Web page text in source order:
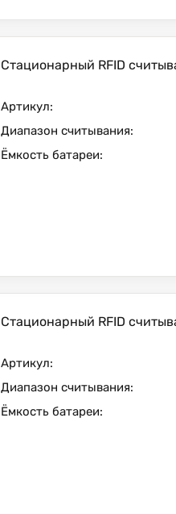
Стационарный RFID
Артикул:
Диапазон считывания:
Ёмкость батареи:
Стационарный RFID
Артикул:
Диапазон считывания:
Ёмкость батареи: